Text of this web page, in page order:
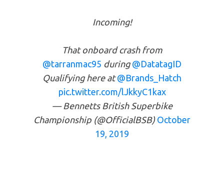
Incoming!
That onboard crash from
@tarranmac95 during @DatatagID
Qualifying here at@Brands_Hatch
pic.twitter.com/lJkkyC1kax
— Bennetts British Superbike
Championship (@OfficialBSB) October
19, 2019